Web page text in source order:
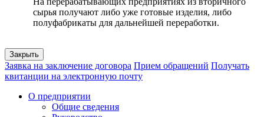
сырья получают либо уже готовые изделия, либо
полуфабрикаты для дальнейшей переработки.
Закрыть
Заявка на заключение договора Прием обращений Получать
квитанции на электронную почту
О предприятии
Общие сведения